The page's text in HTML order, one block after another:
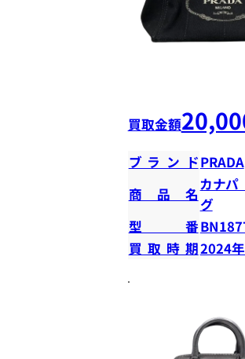
買取金額
ブランドPRADA
商品名
カナパ
グ
型番
買取時期2024